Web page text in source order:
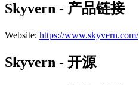
Skyvern - 产品链接
Website: https://www.skyvern.com/
Skyvern - 开源